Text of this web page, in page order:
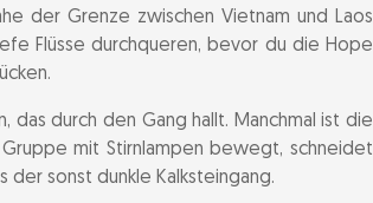
der Grenze zwischen Vietnam und Laos
Flüsse durchqueren, bevor du die Hope
das durch den Gang hallt. Manchmal ist die
mit Stirnlampen bewegt, schneidet
der sonst dunkle Kalksteingang.